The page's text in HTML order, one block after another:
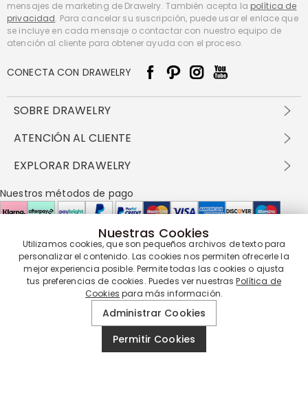
mensajes de marketing de Drawelry. También acepta la política de
privacidad. Para cancelar su suscripción, puede usar el enlace que
se incluye en cada mensaje o contactar con nuestro equipo de
atención al cliente para obtener ayuda con el proceso.
CONECTA CON DRAWELRY
SOBRE DRAWELRY
Sobre nosotros
política de privacidad
Preguntas frecuentes
ATENCIÓN AL CLIENTE
Envío y entrega
Devolución en 60 días
Cómo cuidar
EXPLORAR DRAWELRY
Drawelry Prime
Programa de Recompensas
Nuestros métodos de pago
Nuestros socios de entrega
Nuestra garantía de servicio
DrawelryReservados todos los derechos.
Nuestras Cookies
Utilizamos cookies, que son pequeños archivos de texto para
personalizar el contenido. Las cookies nos permiten ofrecerle la
mejor experiencia posible. Permite todas las cookies o ajusta
tus preferencias de cookies. Puedes ver nuestrasPolítica de
Cookies para más información.
Administrar Cookies
Permitir Cookies